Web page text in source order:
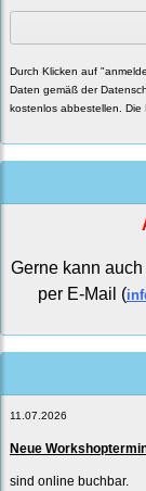
Durch Klicken auf
Daten gemäß der
kostenlos abbestellen.
Gerne kann
per E-Mail (
11.07.2026
Neue
sind online buchbar.